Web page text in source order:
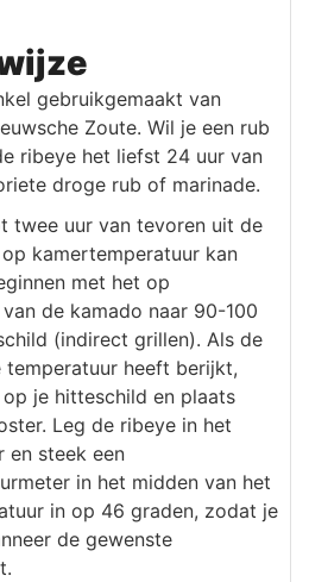
gebruikgemaakt van
Zoute. Wil je een rub
ribeye het liefst 24 uur van
droge rub of marinade.
twee uur van tevoren uit de
kamertemperatuur kan
met het op
de kamado naar 90-100
(indirect grillen). Als de
temperatuur heeft berijkt,
je hitteschild en plaats
Leg de ribeye in het
en steek een
in het midden van het
in op 46 graden, zodat je
de gewenste